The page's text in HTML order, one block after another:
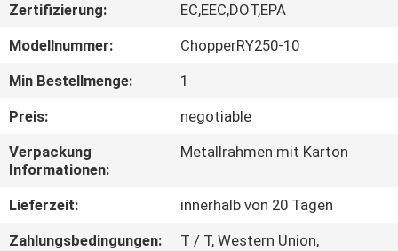
FABRIK-
AUSFLUG
QUALITÄTSKONTROLLE
TRETEN
SIE
MIT
Zertifizierung:
EC,EEC,DOT,EPA
Modellnummer:
ChopperRY250-10
Min Bestellmenge:
1
Preis:
negotiable
Verpackung
Informationen:
Metallrahmen mit Karton
Lieferzeit:
innerhalb von 20 Tagen
Zahlungsbedingungen:
T / T, Western Union,